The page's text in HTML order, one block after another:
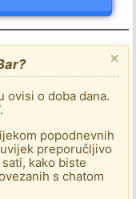
×
ovisi o doba dana.
popodnevnih
preporučljivo
kako biste
s chatom